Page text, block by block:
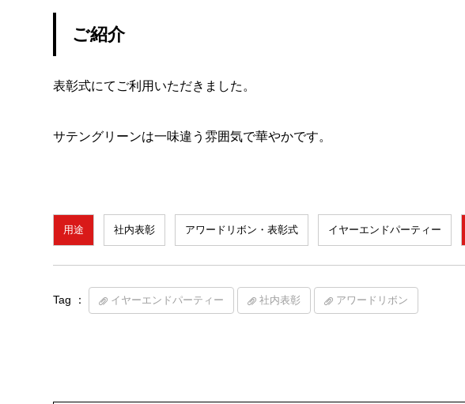
ご紹介
表彰式にてご利用いただきました。
サテングリーンは一味違う雰囲気で華やかです。
用途 社内表彰 アワードリボン・表彰式 イヤーエンドパーティー
Tag ： イヤーエンドパーティー 社内表彰 アワードリボン